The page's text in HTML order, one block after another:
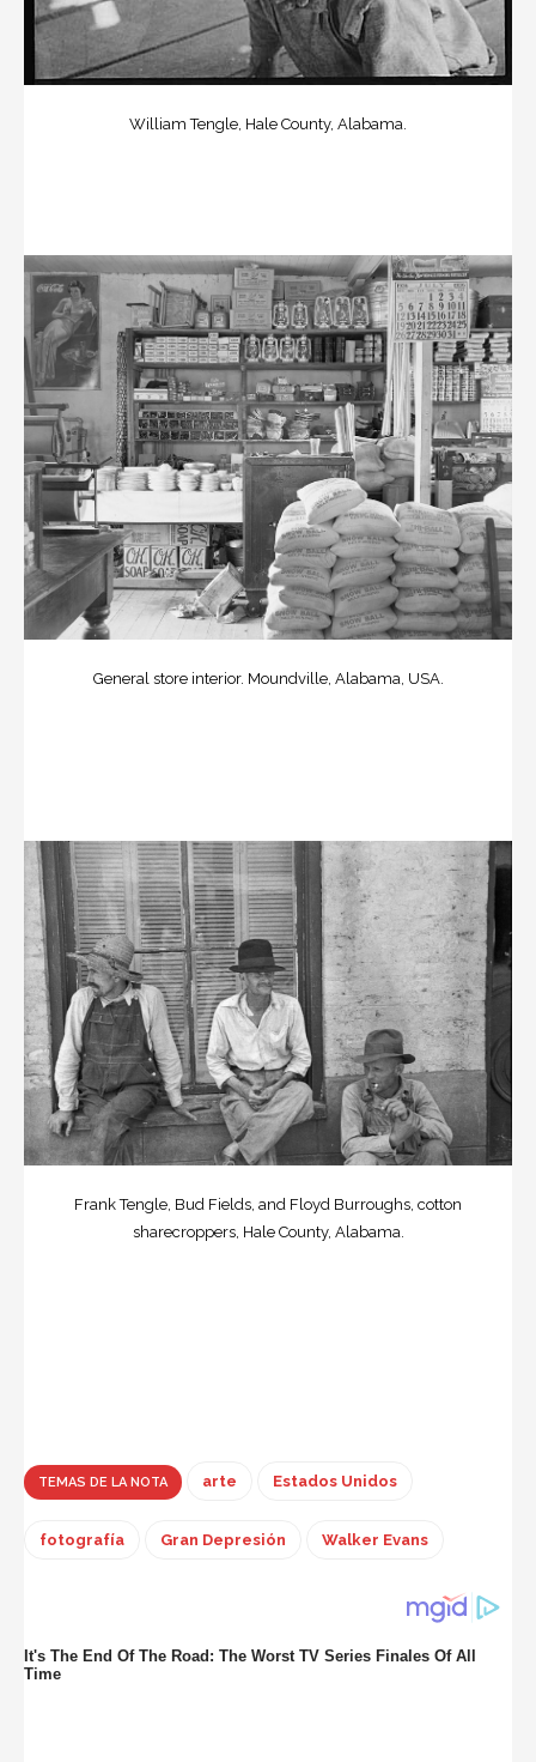
William Tengle, Hale County, Alabama.
General store interior. Moundville, Alabama, USA.
Frank Tengle, Bud Fields, and Floyd Burroughs, cotton
sharecroppers, Hale County, Alabama.
TEMAS DE LA NOTA arte Estados Unidos
fotografía Gran Depresión Walker Evans